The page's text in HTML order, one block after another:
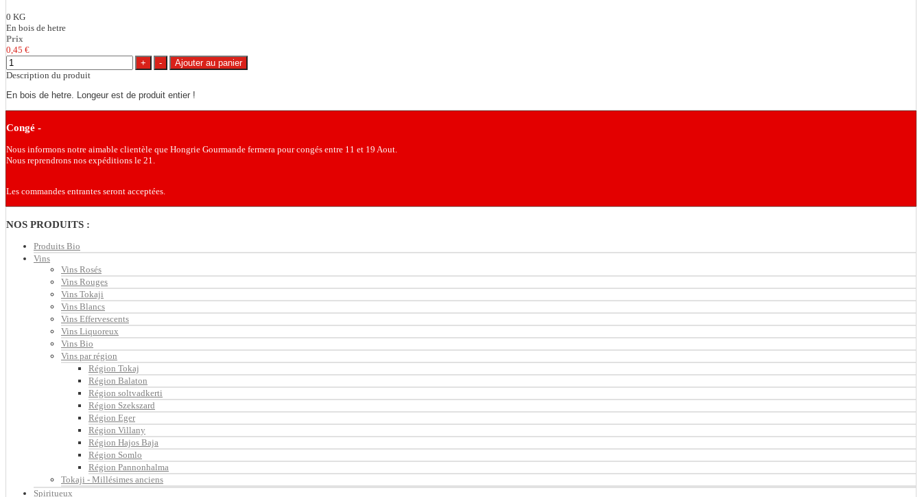
0 KG
En bois de hetre
Prix
0,45 €
Description du produit
En bois de hetre.
Longeur est de produit entier !
Congé -
Nous informons notre aimable clientèle que Hongrie Gourmande fermera pour congés entre 11 et 19 Aout.
Nous reprendrons nos expéditions le 21.
Les commandes entrantes seront acceptées.
NOS PRODUITS :
Produits Bio
Vins
Vins Rosés
Vins Rouges
Vins Tokaji
Vins Blancs
Vins Effervescents
Vins Liquoreux
Vins Bio
Vins par région
Région Tokaj
Région Balaton
Région soltvadkerti
Région Szekszard
Région Eger
Région Villany
Région Hajos Baja
Région Somlo
Région Pannonhalma
Tokaji - Millésimes anciens
Spiritueux